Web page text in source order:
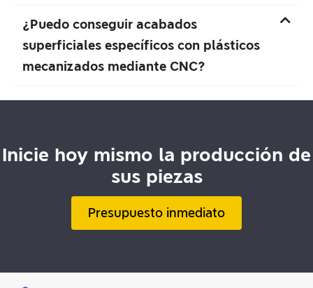
¿Puedo conseguir acabados
superficiales específicos con plásticos
mecanizados mediante CNC?
Inicie hoy mismo la producción de
sus piezas
Presupuesto inmediato